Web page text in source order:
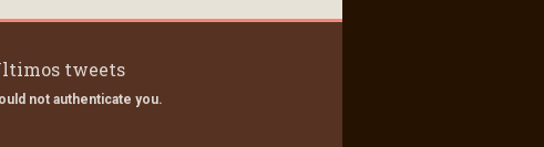
tweets
not authenticate you.